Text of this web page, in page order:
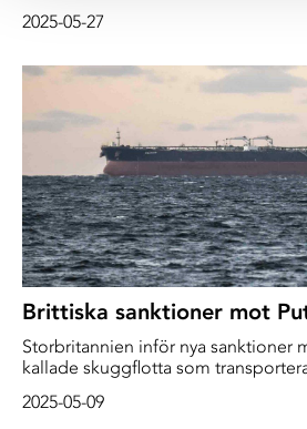
eskortera fartygen genom Östersjön.
2025-05-27
Brittiska sanktioner mot
Storbritannien inför nya sanktioner
kallade skuggflotta som
2025-05-09